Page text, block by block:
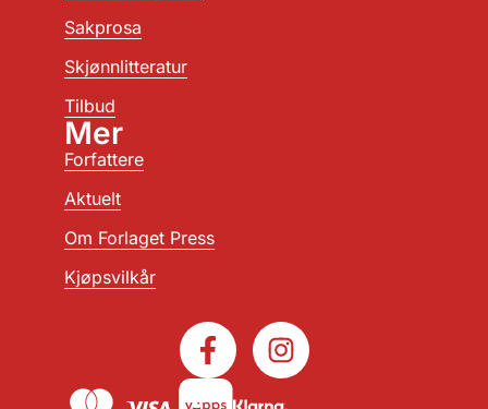
Sakprosa
Skjønnlitteratur
Tilbud
Mer
Forfattere
Aktuelt
Om Forlaget Press
Kjøpsvilkår